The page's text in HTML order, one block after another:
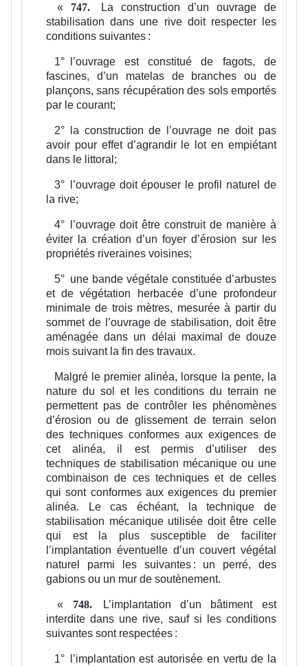
« 747.
La construction d’un ouvrage de
stabilisation dans une rive doit respecter les
conditions suivantes :
1°
l’ouvrage est constitué de fagots, de
fascines, d’un matelas de branches ou de
plançons, sans récupération des sols emportés
par le courant;
2°
la construction de l’ouvrage ne doit pas
avoir pour effet d’agrandir le lot en empiétant
dans le littoral;
3°
l’ouvrage doit épouser le profil naturel de
la rive;
4°
l’ouvrage doit être construit de manière à
éviter la création d’un foyer d’érosion sur les
propriétés riveraines voisines;
5° une bande végétale constituée d’arbustes
et de végétation herbacée d’une profondeur
minimale de trois mètres, mesurée à partir du
sommet de l’ouvrage de stabilisation, doit être
aménagée dans un délai maximal de douze
mois suivant la fin des travaux.
Malgré le premier alinéa, lorsque la pente, la
nature du sol et les conditions du terrain ne
permettent pas de contrôler les phénomènes
d’érosion ou de glissement de terrain selon
des techniques conformes aux exigences de
cet alinéa, il est permis d’utiliser des
techniques de stabilisation mécanique ou une
combinaison de ces techniques et de celles
qui sont conformes aux exigences du premier
alinéa. Le cas échéant, la technique de
stabilisation mécanique utilisée doit être celle
qui est la plus susceptible de faciliter
l’implantation éventuelle d’un couvert végétal
naturel parmi les suivantes : un perré, des
gabions ou un mur de soutènement.
« 748.
L’implantation d’un bâtiment est
interdite dans une rive, sauf si les conditions
suivantes sont respectées :
1°
l’implantation est autorisée en vertu de la